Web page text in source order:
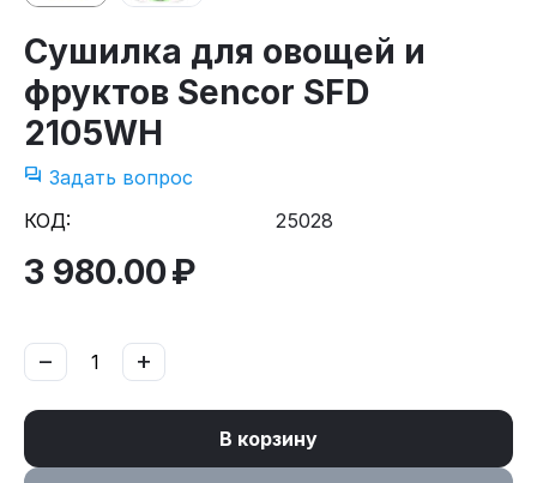
Сушилка для овощей и
фруктов Sencor SFD
2105WH
Задать вопрос
КОД:
25028
3 980.00₽
+
−
В корзину